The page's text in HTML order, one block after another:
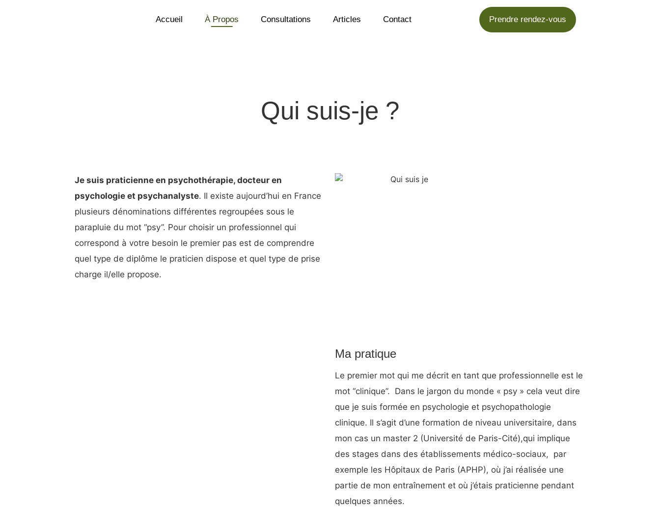
Accueil À Propos Consultations Articles Contact Prendre rendez-vous
Qui suis-je ?
Je suis praticienne en psychothérapie, docteur en
psychologie et psychanalyste. Il existe aujourd’hui en France
plusieurs dénominations différentes regroupées sous le
parapluie du mot “psy”. Pour choisir un professionnel qui
correspond à votre besoin le premier pas est de comprendre
quel type de diplôme le praticien dispose et quel type de prise
charge il/elle propose.
Ma pratique
Le premier mot qui me décrit en tant que professionnelle est le
mot “clinique”. Dans le jargon du monde « psy » cela veut dire
que je suis formée en psychologie et psychopathologie
clinique. Il s’agit d’une formation de niveau universitaire, dans
mon cas un master 2 (Université de Paris-Cité),qui implique
des stages dans des établissements médico-sociaux, par
exemple les Hôpitaux de Paris (APHP), où j’ai réalisée une
partie de mon entraînement et où j’étais praticienne pendant
quelques années.